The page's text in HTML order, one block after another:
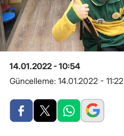
14.01.2022 - 10:54
Güncelleme: 14.01.2022 - 11:22